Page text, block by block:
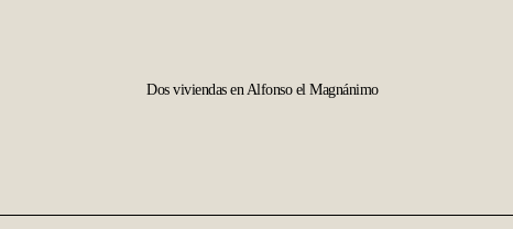
viviendas
Dos viviendas en Alfonso el Magnánimo